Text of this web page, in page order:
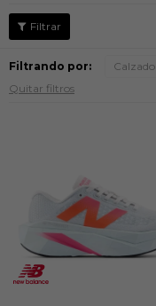
Filtrando por: Calzado
Quitar filtros